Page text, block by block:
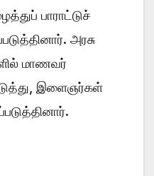
பாராட்டுச்
அரசு
மாணவர்
இளைஞர்கள்